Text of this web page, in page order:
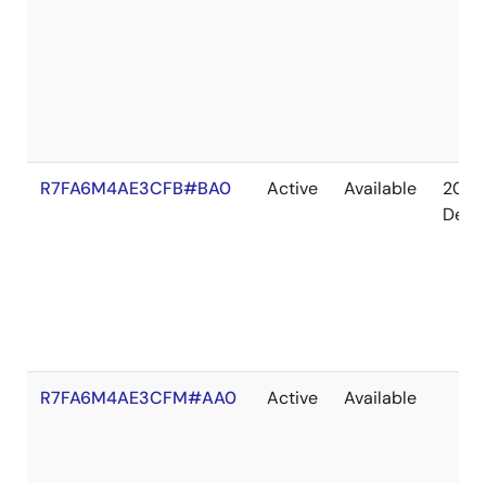
R7FA6M4AE3CFB#BA0 Active Available
2041
Dec
R7FA6M4AE3CFM#AA0 Active Available